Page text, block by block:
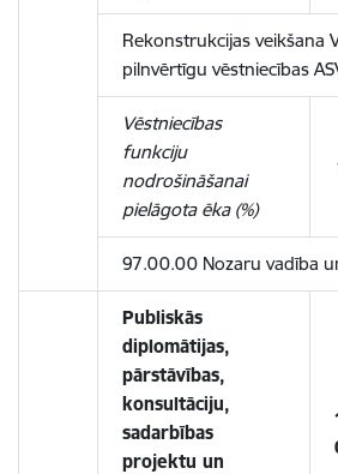
Rekonstrukcijas veikšana
pilnvērtīgu vēstniecības
Vēstniecības
funkciju
nodrošināšanai
pielāgota ēka (%)
97.00.00 Nozaru vadība
Publiskās
diplomātijas,
pārstāvības,
konsultāciju,
sadarbības
projektu un